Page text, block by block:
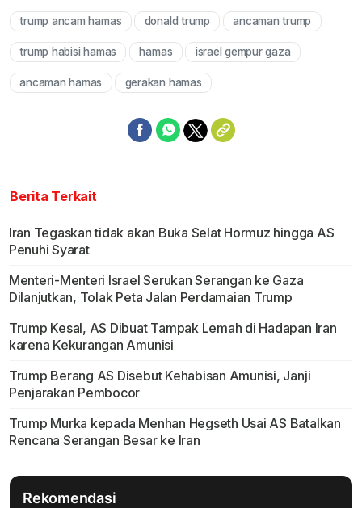
Mute
trump ancam hamas donald trump ancaman trump
trump habisi hamas hamas israel gempur gaza
ancaman hamas gerakan hamas
Berita Terkait
Iran Tegaskan tidak akan Buka Selat Hormuz hingga AS
Penuhi Syarat
Menteri-Menteri Israel Serukan Serangan ke Gaza
Dilanjutkan, Tolak Peta Jalan Perdamaian Trump
Trump Kesal, AS Dibuat Tampak Lemah di Hadapan Iran
karena Kekurangan Amunisi
Trump Berang AS Disebut Kehabisan Amunisi, Janji
Penjarakan Pembocor
Trump Murka kepada Menhan Hegseth Usai AS Batalkan
Rencana Serangan Besar ke Iran
Rekomendasi